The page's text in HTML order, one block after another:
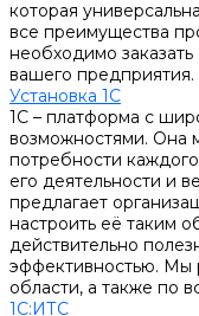
которая
все преимущества
необходимо
вашего предприятия.
Установка 1С
1С – платформа с
возможностями. Она
потребности
его деятельности и
предлагает
настроить её таким
действительно
эффективностью. Мы
области, а также по
1С:ИТС